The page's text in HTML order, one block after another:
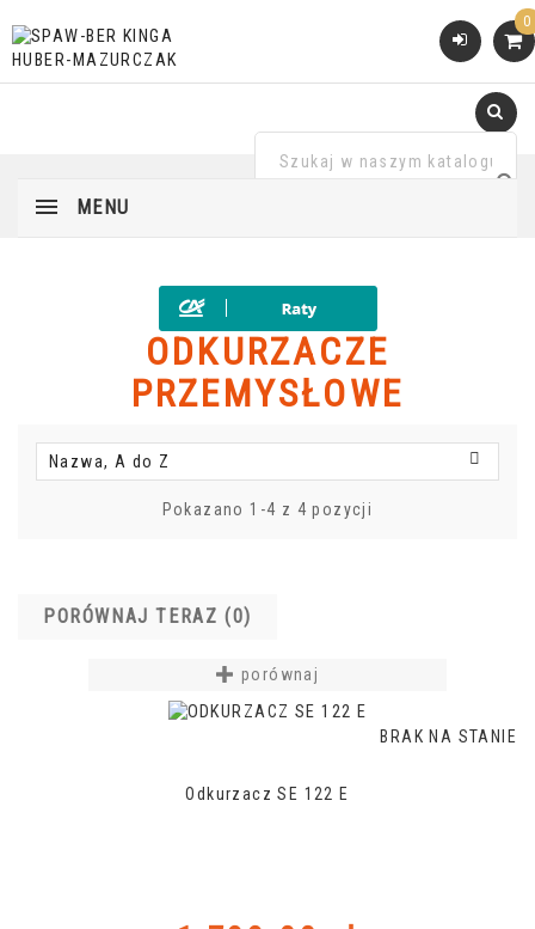
0
MENU
ODKURZACZE
PRZEMYSŁOWE
Nazwa, A do Z 
Pokazano 1-4 z 4 pozycji
PORÓWNAJ TERAZ (0)‎
porównaj
BRAK NA STANIE
Odkurzacz SE 122 E